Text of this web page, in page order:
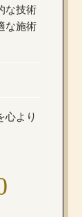
な技術
な施術
心より